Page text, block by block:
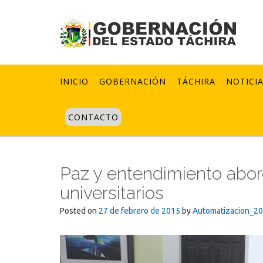
INICIO GOBERNACIÓN TÁCHIRA
CONTACTO
Paz y entendimiento
universitarios
Posted on 27 de febrero de 2015 by